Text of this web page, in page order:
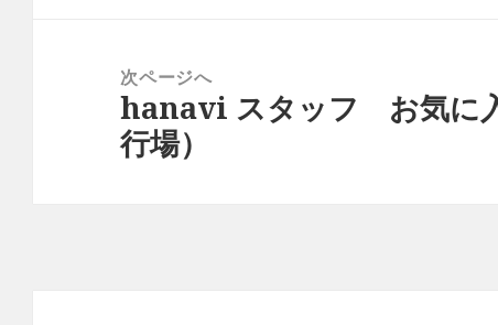
次ページへ
次
の
hanavi スタッフ お気に
行場）